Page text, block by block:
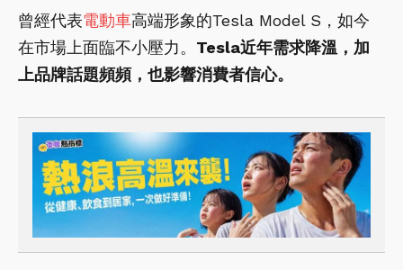
曾經代表電動車高端形象的Tesla Model S，如今
在市場上面臨不小壓力。 Tesla近年需求降溫，加
上品牌話題頻頻，也影響消費者信心。